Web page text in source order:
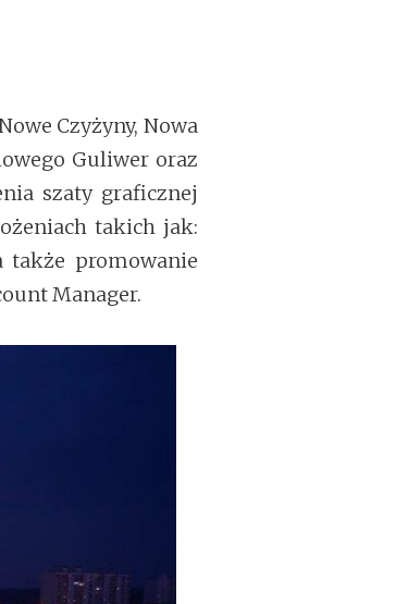
Czyżyny, Nowa
Guliwer oraz
szaty graficznej
takich jak:
także promowanie
Manager.